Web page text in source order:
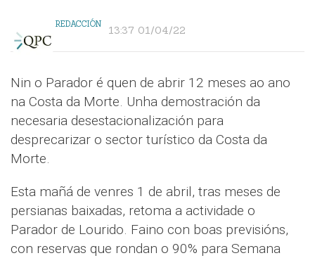
REDACCIÓN 13:37 01/04/22
Nin o Parador é quen de abrir 12 meses ao ano
na Costa da Morte. Unha demostración da
necesaria desestacionalización para
desprecarizar o sector turístico da Costa da
Morte.
Esta mañá de venres 1 de abril, tras meses de
persianas baixadas, retoma a actividade o
Parador de Lourido. Faino con boas previsións,
con reservas que rondan o 90% para Semana